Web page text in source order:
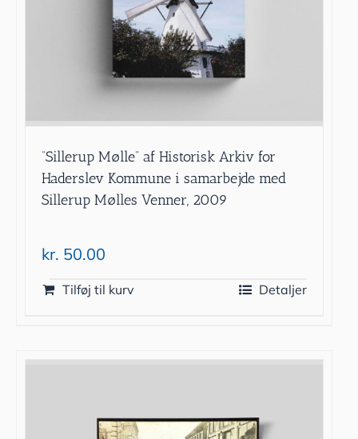
”Sillerup Mølle” af Historisk Arkiv for
Haderslev Kommune i samarbejde med
Sillerup Mølles Venner, 2009
kr. 50.00
Tilføj til kurv Detaljer